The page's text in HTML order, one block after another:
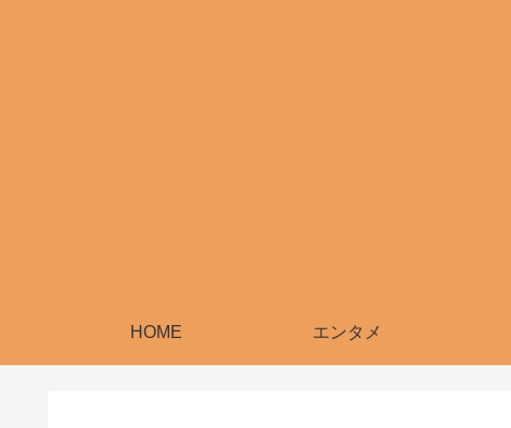
HOME エンタメ